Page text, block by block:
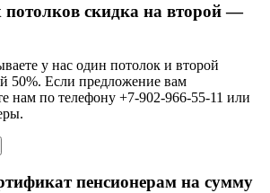
потолков скидка на второй —
у нас один потолок и второй
50%. Если предложение вам
нам по телефону +7-902-966-55-11 или
пенсионерам на сумму